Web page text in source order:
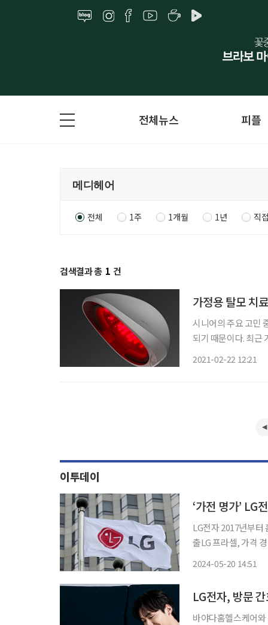
전체뉴스 피플
전체 1주 1개월 1년 직
검색결과 총 1 건
가정용 탈모 치
시니어의 주요 고민
되기 때문이다. 최근 가정용 탈모 치료기가 주목받고 있다. 가장 눈에 띄는 상품은 LG전자에
2021-02-22 12:21
이투데이
‘가전 명가’ LG
LG전자 2017년부터
출LG 프라셀, 가격 경쟁력에서 밀려 ‘홈 뷰티 디바이
2024-05-20 14:51
LG전자, 방문
바야다홈헬스케어